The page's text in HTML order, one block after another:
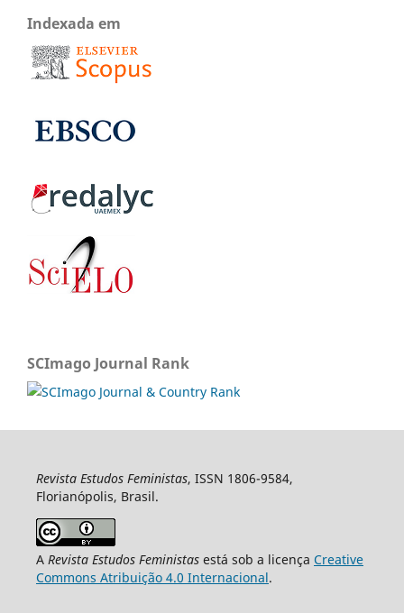
Indexada em
SCImago Journal Rank
Revista Estudos Feministas, ISSN 1806-9584,
Florianópolis, Brasil.
A Revista Estudos Feministasestá sob a licença Creative
Commons Atribuição 4.0 Internacional.